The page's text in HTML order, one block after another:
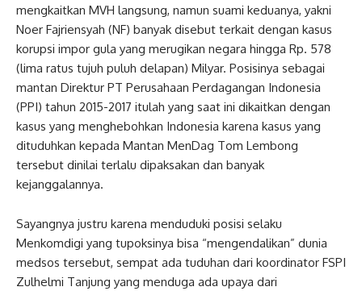
mengkaitkan MVH langsung, namun suami keduanya, yakni
Noer Fajriensyah (NF) banyak disebut terkait dengan kasus
korupsi impor gula yang merugikan negara hingga Rp. 578
(lima ratus tujuh puluh delapan) Milyar. Posisinya sebagai
mantan Direktur PT Perusahaan Perdagangan Indonesia
(PPI) tahun 2015-2017 itulah yang saat ini dikaitkan dengan
kasus yang menghebohkan Indonesia karena kasus yang
dituduhkan kepada Mantan MenDag Tom Lembong
tersebut dinilai terlalu dipaksakan dan banyak
kejanggalannya.
Sayangnya justru karena menduduki posisi selaku
Menkomdigi yang tupoksinya bisa “mengendalikan” dunia
medsos tersebut, sempat ada tuduhan dari koordinator FSPI
Zulhelmi Tanjung yang menduga ada upaya dari